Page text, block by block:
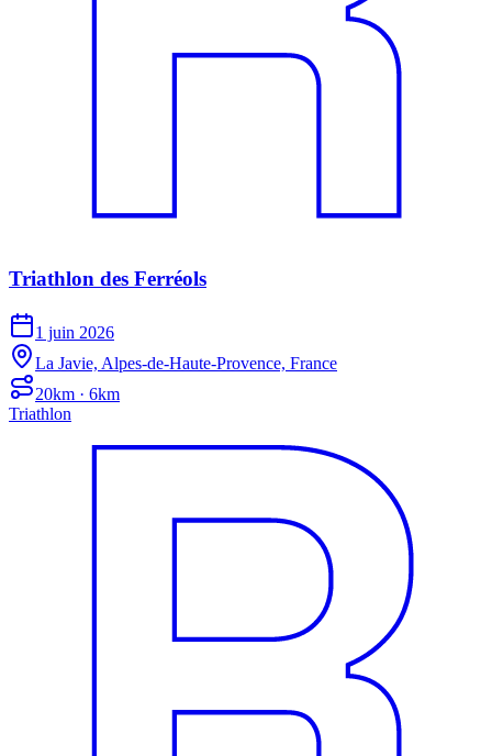
Triathlon des Ferréols
1 juin 2026
La Javie, Alpes-de-Haute-Provence, France
20km · 6km
Triathlon